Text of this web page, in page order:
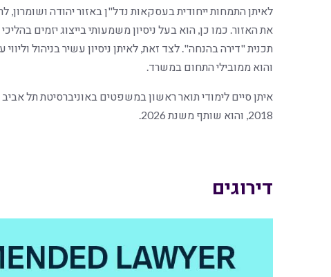
לאיתן התמחות ייחודית בעסקאות נדל"ן באזור יהודה ושומרון,
את האזור. כמו כן, הוא בעל ניסיון משמעותי בייצוג יזמים
תכנית "דירה בהנחה". לצד זאת, לאיתן ניסיון עשיר בניהול
והוא ממובילי התחום במשרד.
2018, והוא שותף משנת 2026.
דירוגים